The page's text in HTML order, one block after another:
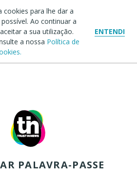
cookies para lhe dar a
Ao continuar a
a sua utilização.
a nossa Política de
ENTENDI
PALAVRA-PASSE